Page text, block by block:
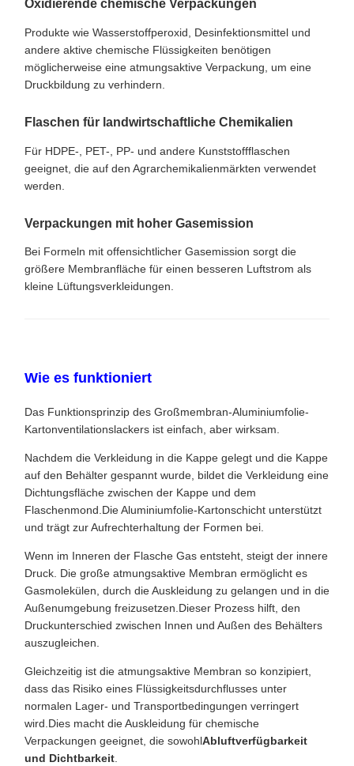
Oxidierende chemische Verpackungen
Produkte wie Wasserstoffperoxid, Desinfektionsmittel und
andere aktive chemische Flüssigkeiten benötigen
möglicherweise eine atmungsaktive Verpackung, um eine
Druckbildung zu verhindern.
Flaschen für landwirtschaftliche Chemikalien
Für HDPE-, PET-, PP- und andere Kunststoffflaschen
geeignet, die auf den Agrarchemikalienmärkten verwendet
werden.
Verpackungen mit hoher Gasemission
Bei Formeln mit offensichtlicher Gasemission sorgt die
größere Membranfläche für einen besseren Luftstrom als
kleine Lüftungsverkleidungen.
Wie es funktioniert
Das Funktionsprinzip des Großmembran-Aluminiumfolie-
Kartonventilationslackers ist einfach, aber wirksam.
Nachdem die Verkleidung in die Kappe gelegt und die Kappe
auf den Behälter gespannt wurde, bildet die Verkleidung eine
Dichtungsfläche zwischen der Kappe und dem
Flaschenmond.Die Aluminiumfolie-Kartonschicht unterstützt
und trägt zur Aufrechterhaltung der Formen bei.
Wenn im Inneren der Flasche Gas entsteht, steigt der innere
Druck. Die große atmungsaktive Membran ermöglicht es
Gasmolekülen, durch die Auskleidung zu gelangen und in die
Außenumgebung freizusetzen.Dieser Prozess hilft, den
Druckunterschied zwischen Innen und Außen des Behälters
auszugleichen.
Gleichzeitig ist die atmungsaktive Membran so konzipiert,
dass das Risiko eines Flüssigkeitsdurchflusses unter
normalen Lager- und Transportbedingungen verringert
wird.Dies macht die Auskleidung für chemische
Verpackungen geeignet, die sowohlAbluftverfügbarkeit
und Dichtbarkeit.